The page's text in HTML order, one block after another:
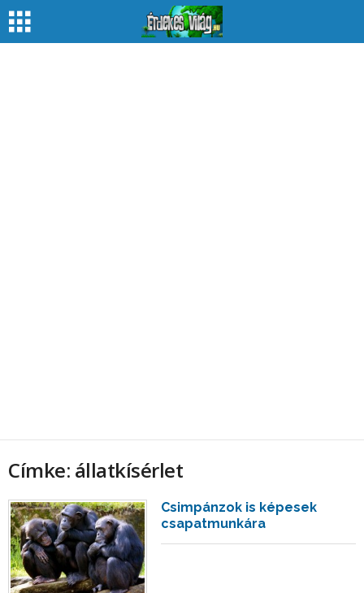
Címke: állatkísérlet
Csimpánzok is képesek
csapatmunkára